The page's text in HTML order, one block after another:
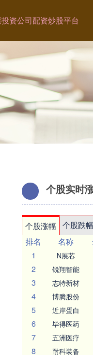
资公司配资炒股平台
个股实时
个股涨幅 个股跌幅
排名
名称
1
N展芯
2 锐翔智能
3 志特新材
4 博腾股份
5 近岸蛋白
6 毕得医药
7 五洲医疗
8 耐科装备